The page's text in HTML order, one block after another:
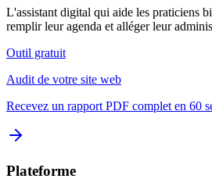
L'assistant digital qui aide les praticiens
remplir leur agenda et alléger leur
Outil gratuit
Audit de votre site web
Recevez un rapport PDF complet en 60
Plateforme